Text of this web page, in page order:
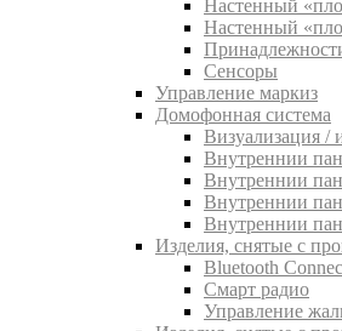
Настенный
Настенный
Сенсоры
Управление маркиз
Домофонная система
Визуализация /
Внутреннии
Внутреннии
Внутреннии
Внутреннии
Изделия, снятые с
Bluetooth
Смарт радио
Управление